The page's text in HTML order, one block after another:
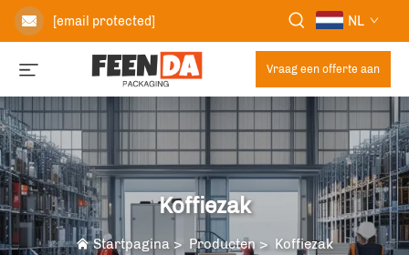
[email protected] NL
Vraag een offerte aan
Koffiezak
Startpagina > Producten > Koffiezak